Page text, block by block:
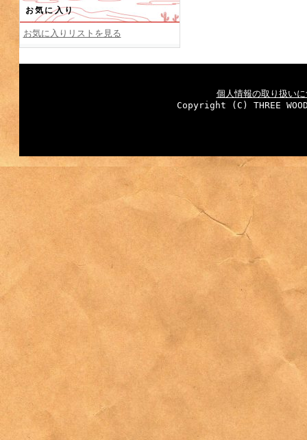
お気に入り
お気に入りリストを見る
個人情報の取り扱い
Copyright (C) THREE